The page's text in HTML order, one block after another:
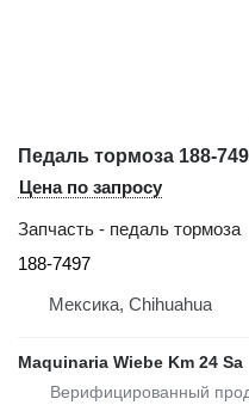
Цена по запросу
Запчасть - педаль тормоза
188-7497
Мексика, Chihuahua
Maquinaria Wiebe Km 24 Sa